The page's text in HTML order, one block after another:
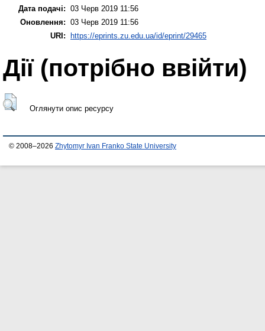
Дата подачі: 03 Черв 2019 11:56
Оновлення: 03 Черв 2019 11:56
URI: https://eprints.zu.edu.ua/id/eprint/29465
Дії ​​(потрібно ввійти)
Оглянути опис ресурсу
© 2008–2026 Zhytomyr Ivan Franko State University